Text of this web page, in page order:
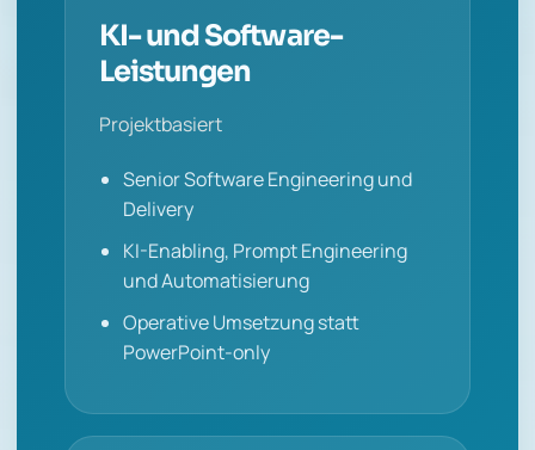
KI- und Software-
Leistungen
Projektbasiert
Senior Software Engineering und
Delivery
KI-Enabling, Prompt Engineering
und Automatisierung
Operative Umsetzung statt
PowerPoint-only